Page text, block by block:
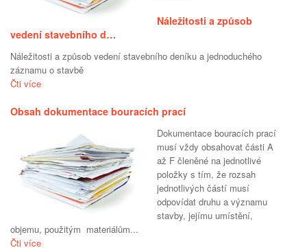
Náležitosti a způsob
vedení stavebního d…
Náležitosti a způsob vedení stavebního deníku a jednoduchého
záznamu o stavbě
Čti více
Obsah dokumentace bouracích prací
Dokumentace bouracích prací
musí vždy obsahovat části A
až F členěné na jednotlivé
položky s tím, že rozsah
jednotlivých částí musí
odpovídat druhu a významu
stavby, jejímu umístění,
objemu, použitým materiálům...
Čti více